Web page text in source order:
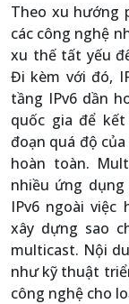
Theo xu hướng
các công nghệ
xu thế tất yếu
Đi kèm với đó,
tầng IPv6 dần
quốc gia để
đoạn quá độ
hoàn toàn.
nhiều ứng
IPv6 ngoài việc
xây dựng sao
multicast. Nội
như kỹ thuật
công nghệ cho